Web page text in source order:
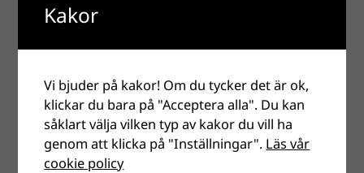
Kakor
Vi bjuder på kakor! Om du tycker det är ok,
klickar du bara på "Acceptera alla". Du kan
såklart välja vilken typ av kakor du vill ha
genom att klicka på "Inställningar". Läs vår
cookie policy